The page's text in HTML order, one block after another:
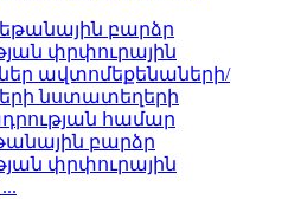
բարձր
փրփուրային